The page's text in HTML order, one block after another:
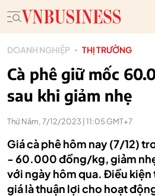
DOANH NGHIỆP THỊ TRƯỜNG
Cà phê giữ mốc
sau khi giảm nhẹ
Thứ Năm, 7/12/2023 | 11:05 GMT+7
Giá cà phê hôm nay (7/12)
- 60.000 đồng/kg, giảm
với ngày hôm qua. Điều
giá là thuận lợi cho hoạt